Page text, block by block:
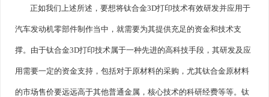
正如我们上述所述，要想将钛合金3D打印技术有效研发并应用于
汽车发动机零部件制作当中，就需要为其提供充足的资金和技术支
撑。由于钛合金3D打印技术属于一种先进的高科技手段，其研发及应
用需要一定的资金支持，包括对于原材料的采购，尤其钛合金原材料
的市场售价要远远高于其他普通金属，核心技术的科研经费等等。钛